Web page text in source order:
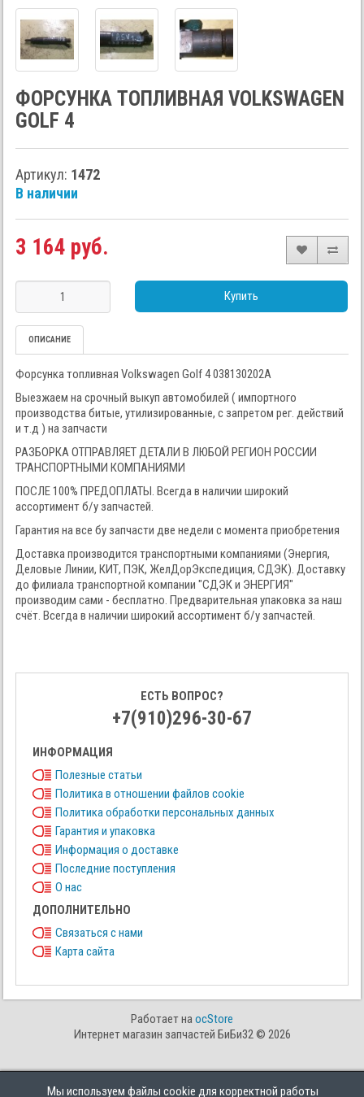
Мы используем файлы cookie для корректной работы
ФОРСУНКА ТОПЛИВНАЯ VOLKSWAGEN
GOLF 4
Артикул: 1472
В наличии
3 164 руб.
Купить
ОПИСАНИЕ
Форсунка топливная Volkswagen Golf 4 038130202А
Выезжаем на срочный выкуп автомобилей ( импортного
производства битые, утилизированные, с запретом рег. действий
и т.д ) на запчасти
РАЗБОРКА ОТПРАВЛЯЕТ ДЕТАЛИ В ЛЮБОЙ РЕГИОН РОССИИ
ТРАНСПОРТНЫМИ КОМПАНИЯМИ
ПОСЛЕ 100% ПРЕДОПЛАТЫ. Всегда в наличии широкий
ассортимент б/у запчастей.
Гарантия на все бу запчасти две недели с момента приобретения
Доставка производится транспортными компаниями (Энергия,
Деловые Линии, КИТ, ПЭК, ЖелДорЭкспедиция, СДЭК). Доставку
до филиала транспортной компании "СДЭК и ЭНЕРГИЯ"
производим сами - бесплатно. Предварительная упаковка за наш
счёт. Всегда в наличии широкий ассортимент б/у запчастей.
ЕСТЬ ВОПРОС?
+7(910)296-30-67
ИНФОРМАЦИЯ
Полезные статьи
Политика в отношении файлов cookie
Политика обработки персональных данных
Гарантия и упаковка
Информация о доставке
Последние поступления
О нас
ДОПОЛНИТЕЛЬНО
Связаться с нами
Карта сайта
Работает наocStore
Интернет магазин запчастей БиБи32 © 2026